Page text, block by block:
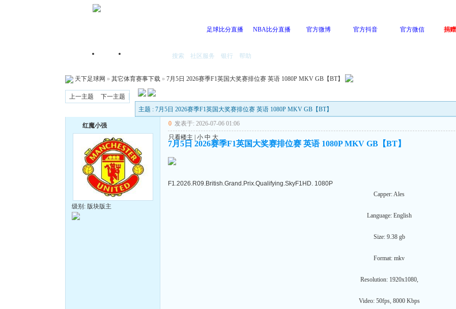
足球比分直播 NBA比分直播 官方微博 官方抖音 官方微信 捐
首页 搜索 社区服务 银行 帮助
天下足球网 » 其它体育赛事下载 » 7月5日 2026赛季F1英国大奖赛排位赛 英语 1080P MKV GB【BT】
上一主题
下一主题
主题 : 7月5日 2026赛季F1英国大奖赛排位赛 英语 1080P MKV GB【BT】
红魔小强
级别: 版块版主
0 发表于: 2026-07-06 01:06
只看楼主
小 中 大
7月5日 2026赛季F1英国大奖赛排位赛 英语 1080P MKV GB【BT】
F1.2026.R09.British.Grand.Prix.Qualifying.SkyF1HD. 1080P
Capper: Ales
Language: English
Size: 9.38 gb
Format: mkv
Resolution: 1920x1080,
Video: 50fps, 8000 Kbps